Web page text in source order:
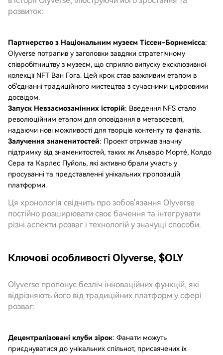
розвиток:
Партнерство з Національним музеєм Тіссен-Борнемісса:
Olyverse потрапив у заголовки завдяки стратегічному
співробітництву з музеєм, що сприяло випуску ексклюзивної
колекції NFT Ван Гога. Цей крок став важливим етапом в
об'єднанні традиційного мистецтва з сучасними цифровими
досвідом.
Запуск Невзаємозамінних історій: Введення NFS стало
революційним етапом для оповідання в метавсесвіті,
надаючи нові можливості для творців контенту та фанатів.
Залучення знаменитостей: Проект отримав значну
підтримку від знаменитостей, таких як Альваро Мортé, Колдо
Сера та Карлес Пуйоль, які активно брали участь у
просуванні та представленні унікальних пропозицій
платформи.
Ця хронологія свідчить про зобов'язання Olyverse
постійно розширювати своє бачення та інтегрувати
різні аспекти розваг і технологій у значущі способи.
Ключові особливості Olyverse, $OLY
Olyverse пропонує безліч інноваційних функцій, які
відрізняють його від традиційних платформ у сфері
розваг:
Децентралізовані клуби зірок: Фанати можуть
приєднуватися до унікальних спільнот, присвячених їх